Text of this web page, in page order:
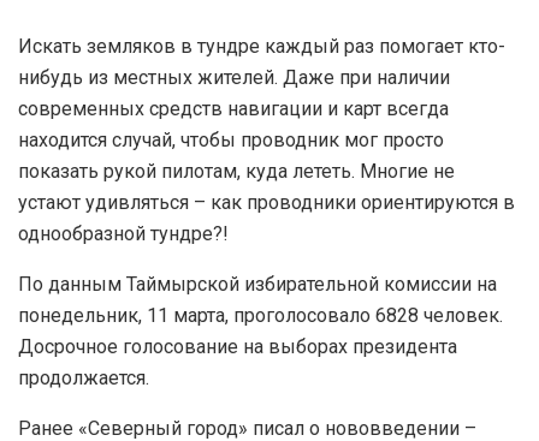
Искать земляков в тундре каждый раз помогает кто-
нибудь из местных жителей. Даже при наличии
современных средств навигации и карт всегда
находится случай, чтобы проводник мог просто
показать рукой пилотам, куда лететь. Многие не
устают удивляться – как проводники ориентируются в
однообразной тундре?!
По данным Таймырской избирательной комиссии на
понедельник, 11 марта, проголосовало 6828 человек.
Досрочное голосование на выборах президента
продолжается.
Ранее «Северный город» писал о нововведении –